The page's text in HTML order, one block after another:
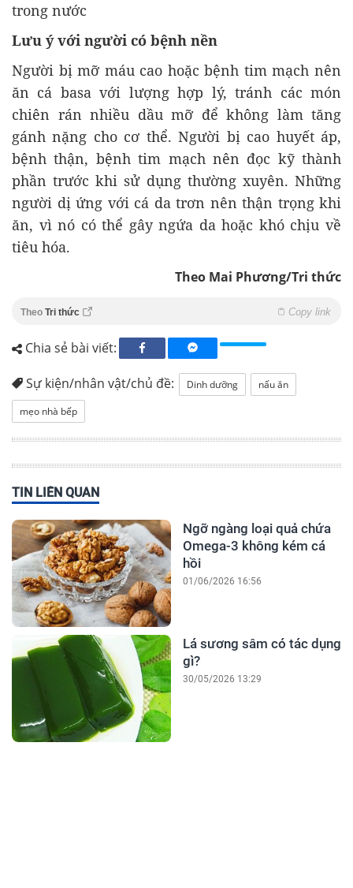
trong nước
Lưu ý với người có bệnh nền
Người bị mỡ máu cao hoặc bệnh tim mạch nên
ăn cá basa với lượng hợp lý, tránh các món
chiên rán nhiều dầu mỡ để không làm tăng
gánh nặng cho cơ thể. Người bị cao huyết áp,
bệnh thận, bệnh tim mạch nên đọc kỹ thành
phần trước khi sử dụng thường xuyên. Những
người dị ứng với cá da trơn nên thận trọng khi
ăn, vì nó có thể gây ngứa da hoặc khó chịu về
tiêu hóa.
Theo Mai Phương/Tri thức
Theo Tri thức Copy link
Chia sẻ bài viết:
Sự kiện/nhân vật/chủ đề: Dinh dưỡng
nấu ăn
mẹo nhà bếp
TIN LIÊN QUAN
Ngỡ ngàng loại quả chứa
Omega-3 không kém cá
hồi
01/06/2026 16:56
Lá sương sâm có tác dụng
gì?
30/05/2026 13:29